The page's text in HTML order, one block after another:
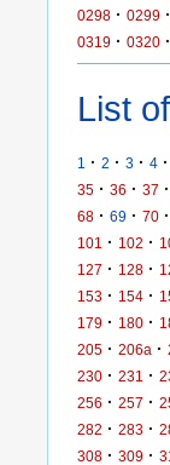
0298 · 0299 ·
0319 · 0320 ·
List
1 · 2 · 3 · 4 ·
35 · 36 · 37 ·
68 · 69 · 70 ·
101
· 102 ·
127 · 128 ·
153 · 154 ·
179 · 180 ·
205 · 206a ·
230 · 231 ·
256 · 257 ·
282 · 283 ·
308 · 309 ·